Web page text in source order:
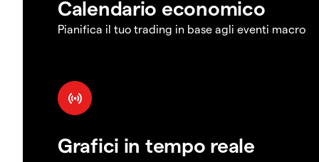
Calendario economico
Pianifica il tuo trading in base agli eventi macro
Grafici in tempo reale